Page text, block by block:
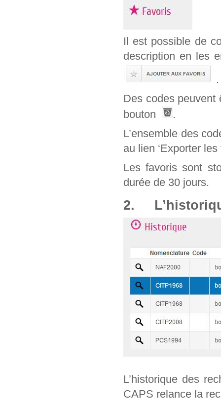
Il est possible de
description en les
.
Des codes peuvent
bouton
.
L’ensemble des
au lien ‘Exporter les
Les favoris sont
durée de 30 jours.
2.
L’historique des
CAPS relance la